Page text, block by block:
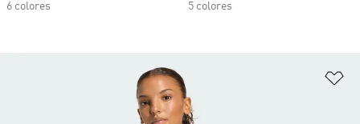
6 colores 5 colores